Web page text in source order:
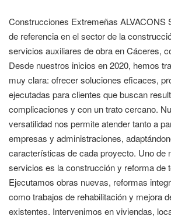
Construcciones Extremeñas ALVACONS
de referencia en el sector de la
servicios auxiliares de obra en Cáceres,
Desde nuestros inicios en 2020, hemos
muy clara: ofrecer soluciones eficaces,
ejecutadas para clientes que buscan
complicaciones y con un trato cercano.
versatilidad nos permite atender tanto a
empresas y administraciones,
características de cada proyecto. Uno de
servicios es la construcción y reforma de
Ejecutamos obras nuevas, reformas
como trabajos de rehabilitación y mejora
existentes. Intervenimos en viviendas,